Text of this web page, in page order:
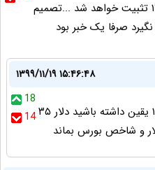
شاخص تا پایان سال بالای ۱۷۰۰۰۰۰ تثبیت خواهد شد ...تصمیم
صرفا یک خبر بود
۱۳۹۹/۱۱/۱۹ ۱۵:۴۶:۴۸
18
14اگر شاخص بورس رفت تا ۱۷۰۰ یقین داشته باشید دلار ۳۵
و شاخص بورس بماند